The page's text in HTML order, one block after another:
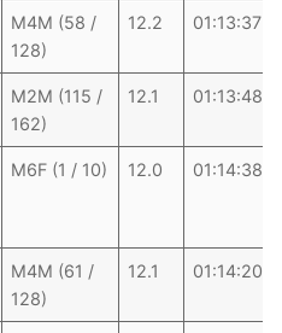
M4M (58 /
128)
12.2 01:13:37
M2M (115 /
162)
12.1 01:13:48
M6F (1 / 10) 12.0 01:14:38
M4M (61 /
128)
12.1 01:14:20